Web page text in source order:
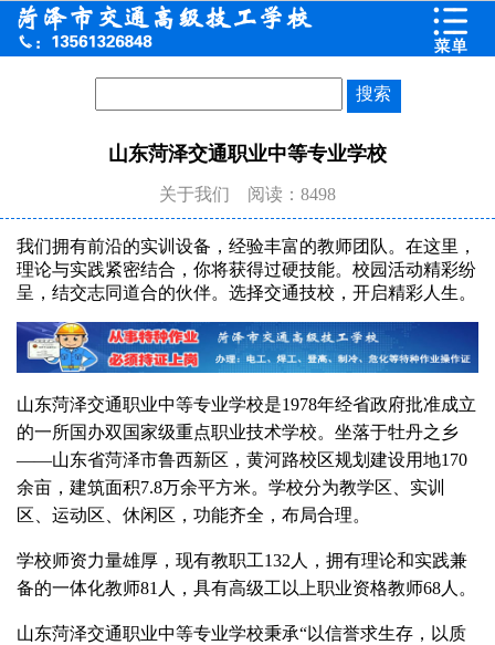
山东菏泽交通职业中等专业学校
关于我们 阅读：8498
我们拥有前沿的实训设备，经验丰富的教师团队。在这里，
理论与实践紧密结合，你将获得过硬技能。校园活动精彩纷
呈，结交志同道合的伙伴。选择交通技校，开启精彩人生。
山东菏泽交通职业中等专业学校是1978年经省政府批准成立
的一所国办双国家级重点职业技术学校。坐落于牡丹之乡
——山东省菏泽市鲁西新区，黄河路校区规划建设用地170
余亩，建筑面积7.8万余平方米。学校分为教学区、实训
区、运动区、休闲区，功能齐全，布局合理。
学校师资力量雄厚，现有教职工132人，拥有理论和实践兼
备的一体化教师81人，具有高级工以上职业资格教师68人。
山东菏泽交通职业中等专业学校秉承“以信誉求生存，以质